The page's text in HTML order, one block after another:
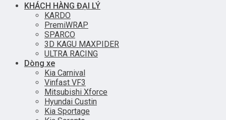
KHÁCH HÀNG ĐẠI LÝ
KARDO
PremiWRAP
SPARCO
3D KAGU MAXPIDER
ULTRA RACING
Dòng xe
Kia Carnival
Vinfast VF3
Mitsubishi Xforce
Hyundai Custin
Kia Sportage